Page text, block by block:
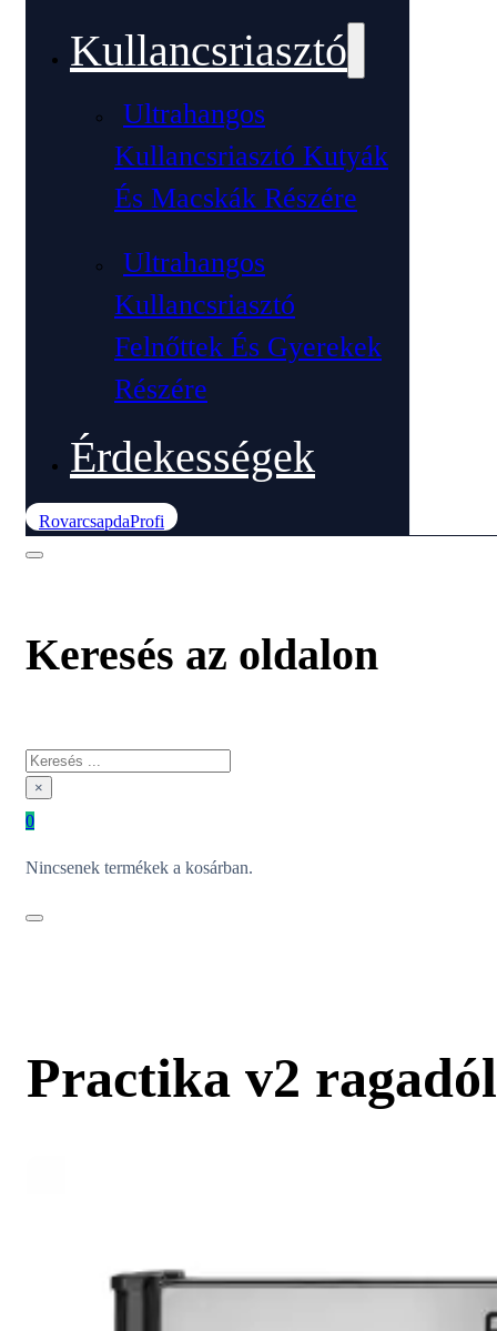
Kullancsriasztó
Ultrahangos
Kullancsriasztó Kutyák
És Macskák Részére
Ultrahangos
Kullancsriasztó
Felnőttek És Gyerekek
Részére
Érdekességek
RovarcsapdaProfi
Keresés az oldalon
Keresés
×
0
Nincsenek termékek a kosárban.
Practika v2